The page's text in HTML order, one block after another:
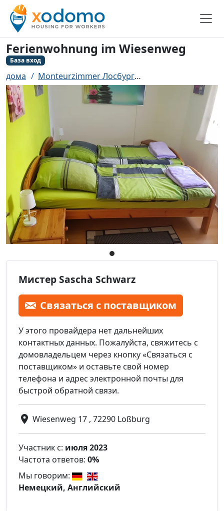
Ferienwohnung im Wiesenweg
База вход
дома Monteurzimmer Лосбург
Мистер Sascha Schwarz
Связаться с поставщиком
У этого провайдера нет дальнейших
контактных данных. Пожалуйста, свяжитесь с
домовладельцем через кнопку «Связаться с
поставщиком» и оставьте свой номер
телефона и адрес электронной почты для
быстрой обратной связи.
Wiesenweg 17 , 72290 Loßburg
Участник с: июля 2023
Частота ответов: 0%
Мы говорим:
Немецкий, Английский